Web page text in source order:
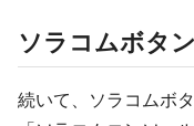
ソラコムボタ
続いて、ソラコムボ